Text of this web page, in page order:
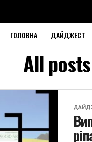
ГОЛОВНА ДАЙДЖЕСТ
All